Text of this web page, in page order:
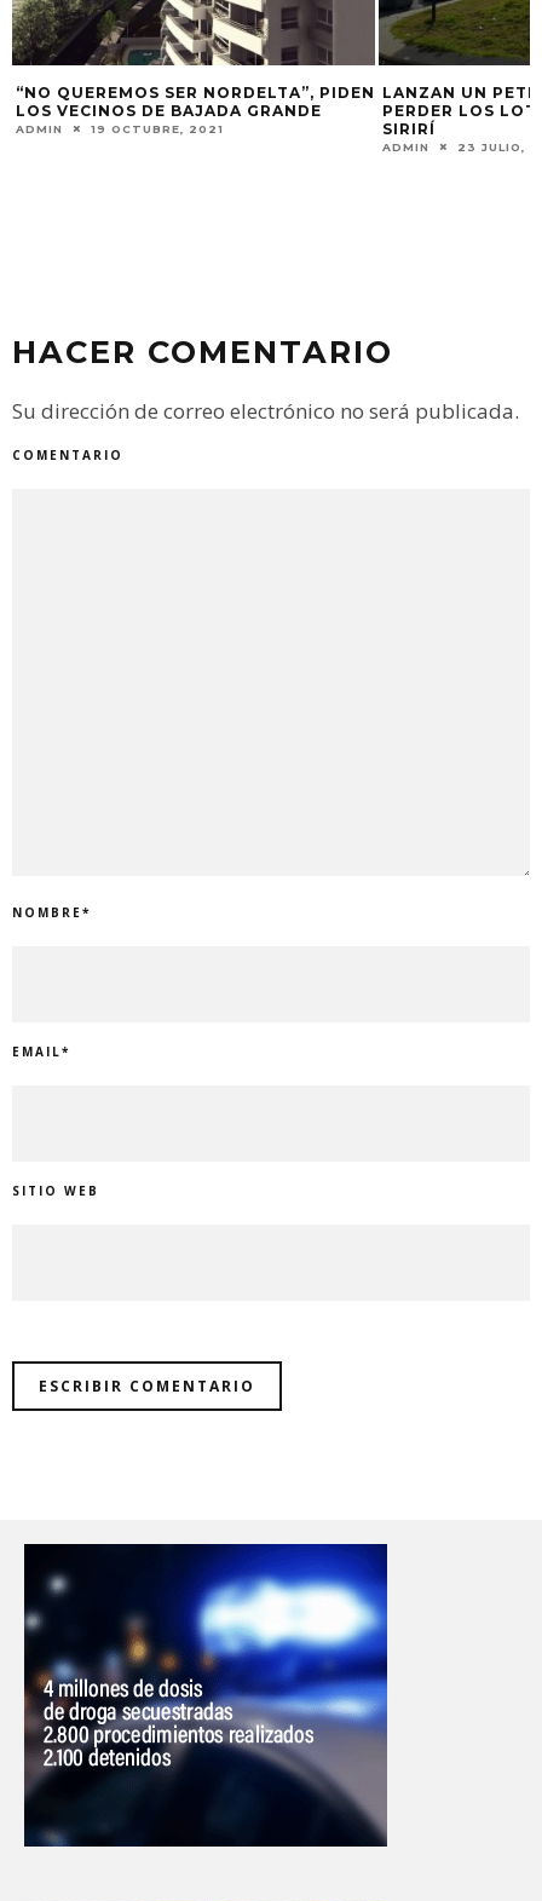
NORDELTA”, PIDEN
GRANDE
LANZAN UN PETITORIO PARA NO
PERDER LOS LOTES FRENTE AL PATITO
SIRIRÍ
HACER COMENTARIO
Su dirección de correo electrónico no será publicada.
COMENTARIO
NOMBRE*
EMAIL*
SITIO WEB